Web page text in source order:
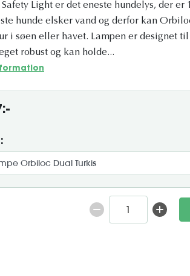
Light er det eneste hundelys, der
hunde elsker vand og derfor kan
i søen eller havet. Lampen er designet
robust og kan holde...